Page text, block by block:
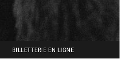
BILLETTERIE EN LIGNE